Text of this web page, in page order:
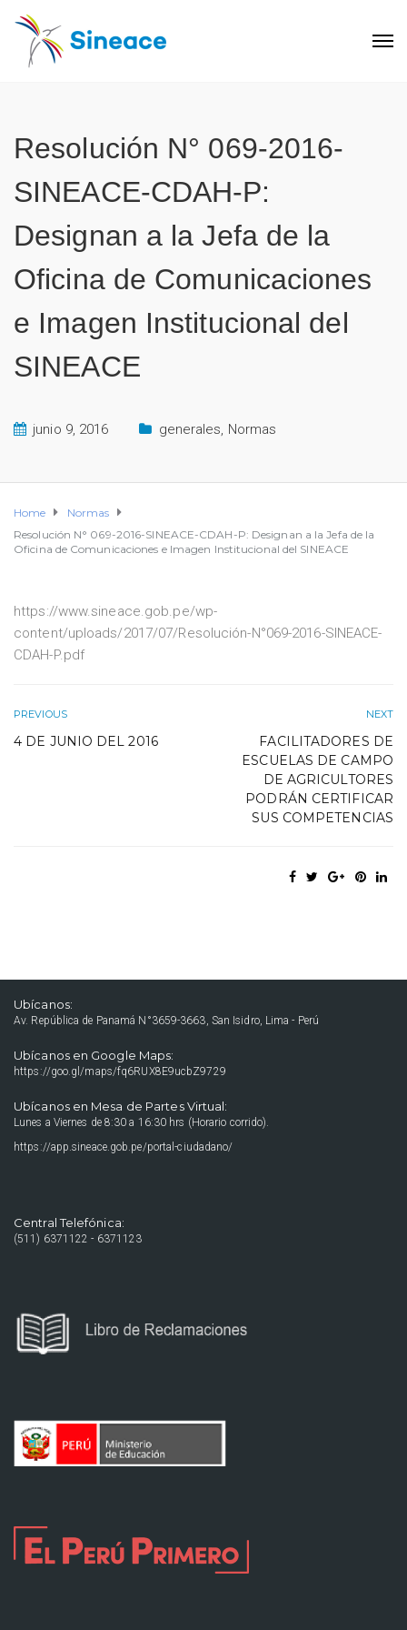
Resolución N° 069-2016-
SINEACE-CDAH-P:
Designan a la Jefa de la
Oficina de Comunicaciones
e Imagen Institucional del
SINEACE
junio 9, 2016 generales, Normas
Home
Normas
Resolución N° 069-2016-SINEACE-CDAH-P: Designan a la Jefa de la
Oficina de Comunicaciones e Imagen Institucional del SINEACE
https://www.sineace.gob.pe/wp-
content/uploads/2017/07/Resolución-N°069-2016-SINEACE-
CDAH-P.pdf
PREVIOUS
4 DE JUNIO DEL 2016
NEXT
FACILITADORES DE
ESCUELAS DE CAMPO
DE AGRICULTORES
PODRÁN CERTIFICAR
SUS COMPETENCIAS
Ubícanos:
Av. República de Panamá N°3659-3663, San Isidro, Lima - Perú
Ubícanos en Google Maps:
https://goo.gl/maps/fq6RUX8E9ucbZ9729
Ubícanos en Mesa de Partes Virtual:
Lunes a Viernes de 8:30 a 16:30 hrs (Horario corrido).
https://app.sineace.gob.pe/portal-ciudadano/
Central Telefónica:
(511) 6371122 - 6371123